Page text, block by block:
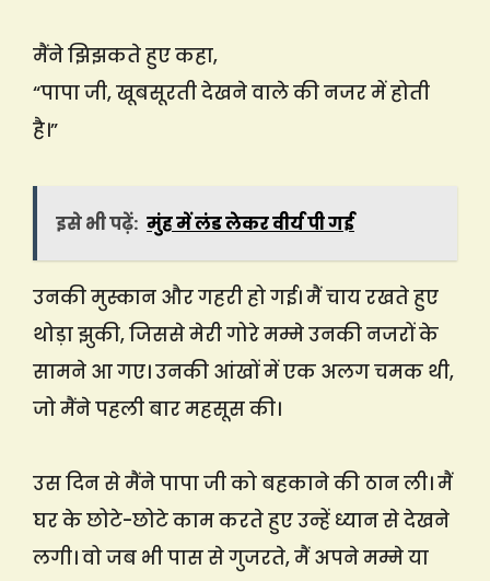
मैंने झिझकते हुए कहा,
“पापा जी, खूबसूरती देखने वाले की नजर में होती
है।”
इसे भी पढ़ें: मुंह में लंड लेकर वीर्य पी गई
उनकी मुस्कान और गहरी हो गई। मैं चाय रखते हुए
थोड़ा झुकी, जिससे मेरी गोरे मम्मे उनकी नजरों के
सामने आ गए। उनकी आंखों में एक अलग चमक थी,
जो मैंने पहली बार महसूस की।
उस दिन से मैंने पापा जी को बहकाने की ठान ली। मैं
घर के छोटे-छोटे काम करते हुए उन्हें ध्यान से देखने
लगी। वो जब भी पास से गुजरते, मैं अपने मम्मे या